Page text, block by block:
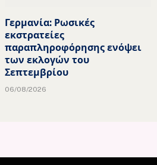
Γερμανία: Ρωσικές
εκστρατείες
παραπληροφόρησης ενόψει
των εκλογών του
Σεπτεμβρίου
06/08/2026